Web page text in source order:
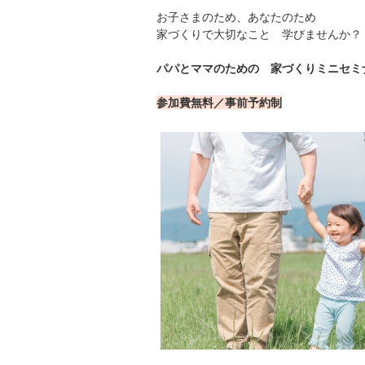
お子さまのため、あなたのため
家づくりで大切なこと 学びませんか？
パパとママのための 家づくりミニセミ
参加費無料／事前予約制